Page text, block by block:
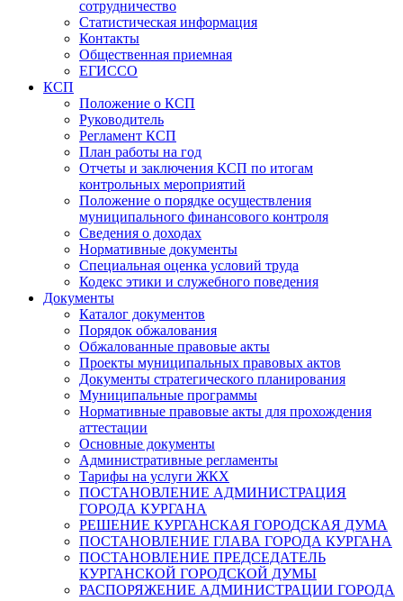
сотрудничество
Статистическая информация
Контакты
Общественная приемная
ЕГИССО
КСП
Положение о КСП
Руководитель
Регламент КСП
План работы на год
Отчеты и заключения КСП по итогам
контрольных мероприятий
Положение о порядке осуществления
муниципального финансового контроля
Сведения о доходах
Нормативные документы
Специальная оценка условий труда
Кодекс этики и служебного поведения
Документы
Каталог документов
Порядок обжалования
Обжалованные правовые акты
Проекты муниципальных правовых актов
Документы стратегического планирования
Муниципальные программы
Нормативные правовые акты для прохождения
аттестации
Основные документы
Административные регламенты
Тарифы на услуги ЖКХ
ПОСТАНОВЛЕНИЕ АДМИНИСТРАЦИЯ
ГОРОДА КУРГАНА
РЕШЕНИЕ КУРГАНСКАЯ ГОРОДСКАЯ ДУМА
ПОСТАНОВЛЕНИЕ ГЛАВА ГОРОДА КУРГАНА
ПОСТАНОВЛЕНИЕ ПРЕДСЕДАТЕЛЬ
КУРГАНСКОЙ ГОРОДСКОЙ ДУМЫ
РАСПОРЯЖЕНИЕ АДМИНИСТРАЦИИ ГОРОДА